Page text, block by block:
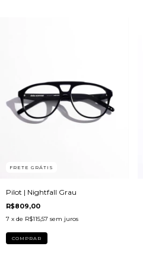
FRETE GRÁTIS
Pilot | Nightfall Grau
R$809,00
7 x de R$115,57 sem juros
COMPRAR